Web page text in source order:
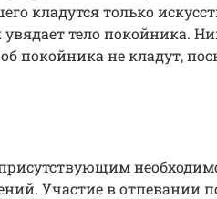
кладутся только
тело покойника.
покойника не кладут,
Участие в отпевании